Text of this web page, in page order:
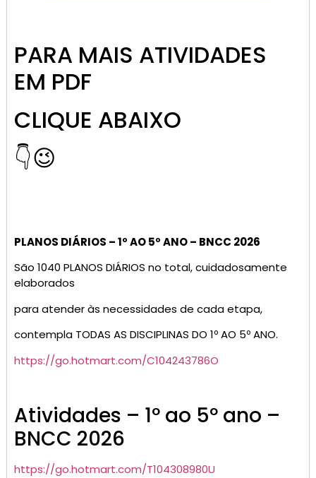
PARA MAIS ATIVIDADES
EM PDF
CLIQUE ABAIXO
👇😉
PLANOS DIÁRIOS – 1º AO 5º ANO – BNCC 2026
São 1040 PLANOS DIÁRIOS no total, cuidadosamente
elaborados
para atender às necessidades de cada etapa,
contempla TODAS AS DISCIPLINAS DO 1º AO 5º ANO.
https://go.hotmart.com/C104243786O
Atividades – 1º ao 5º ano –
BNCC 2026
https://go.hotmart.com/T104308980U